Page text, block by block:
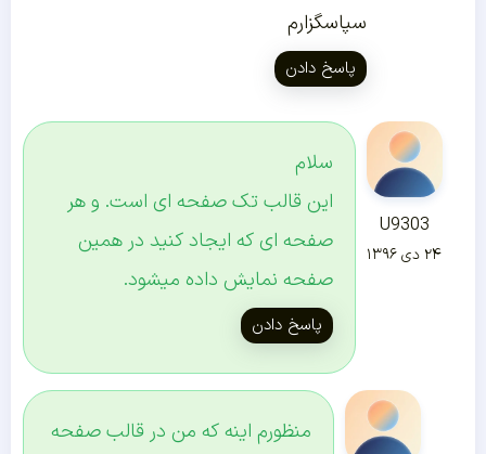
سپاسگزارم
پاسخ دادن
U9303
۲۴ دی ۱۳۹۶
سلام
این قالب تک صفحه ای است. و هر
صفحه ای که ایجاد کنید در همین
صفحه نمایش داده میشود.
پاسخ دادن
منظورم اینه که من در قالب صفحه